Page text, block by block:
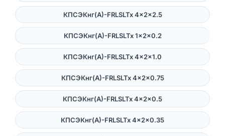
КПСЭКнг(А)-FRLSLTx 4×2×2.5
КПСЭКнг(А)-FRLSLTx 1×2×0.2
КПСЭКнг(А)-FRLSLTx 4×2×1.0
КПСЭКнг(А)-FRLSLTx 4×2×0.75
КПСЭКнг(А)-FRLSLTx 4×2×0.5
КПСЭКнг(А)-FRLSLTx 4×2×0.35